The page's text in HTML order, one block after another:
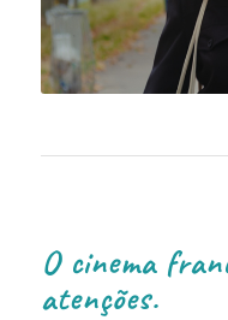
O cinema
atenções.